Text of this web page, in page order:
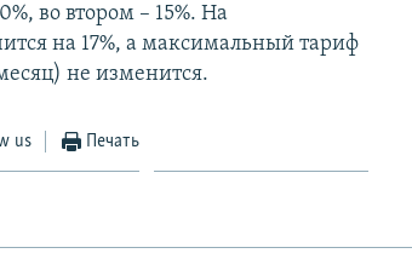
во втором – 15%. На
на 17%, а максимальный тариф
не изменится.
us Печать